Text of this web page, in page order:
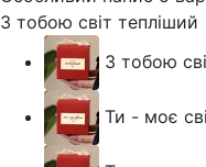
З тобою світ тепліший
З тобою
Ти - моє